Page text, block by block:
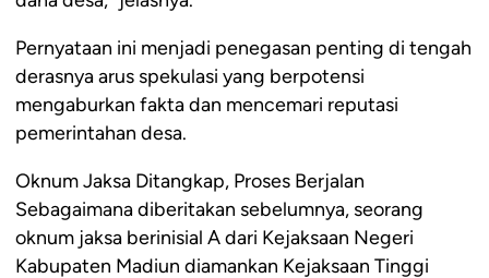
Pernyataan ini menjadi penegasan penting di tengah
derasnya arus spekulasi yang berpotensi
mengaburkan fakta dan mencemari reputasi
pemerintahan desa.
Oknum Jaksa Ditangkap, Proses Berjalan
Sebagaimana diberitakan sebelumnya, seorang
oknum jaksa berinisial A dari Kejaksaan Negeri
Kabupaten Madiun diamankan Kejaksaan Tinggi